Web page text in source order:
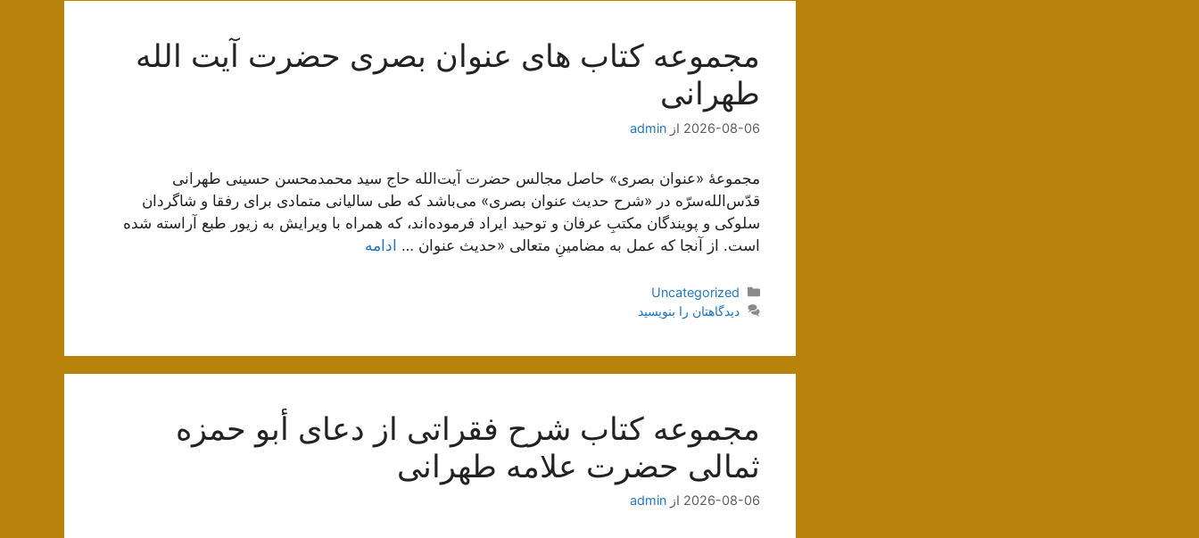
مجموعه کتاب های عنوان بصری حضرت آیت الله
طهرانی
2026-08-06 از admin
مجموعۀ «عنوان بصری» حاصل مجالس حضرت آیت‌الله حاج سید محمدمحسن حسینی طهرانی
قدّس‌الله‌سرّه در «شرح حدیث عنوان بصری» می‌باشد که طی سالیانی متمادی برای رفقا و شاگردان
سلوکی و پویندگان مکتبِ عرفان و توحید ایراد فرموده‌اند، که همراه با ویرایش به زیور طبع آراسته شده
است. از آنجا که عمل به مضامینِ متعالی «حدیث عنوان … ادامه
دسته‌ها
Uncategorized
دیدگاهتان را بنویسید
مجموعه کتاب شرح فقراتی از دعای أبو حمزه
ثمالی حضرت علامه طهرانی
2026-08-06 از admin